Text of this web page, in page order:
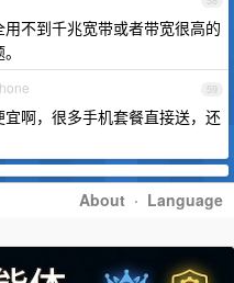
不到千兆宽带或者带宽很高的
59
啊，很多手机套餐直接送，还
About · Language